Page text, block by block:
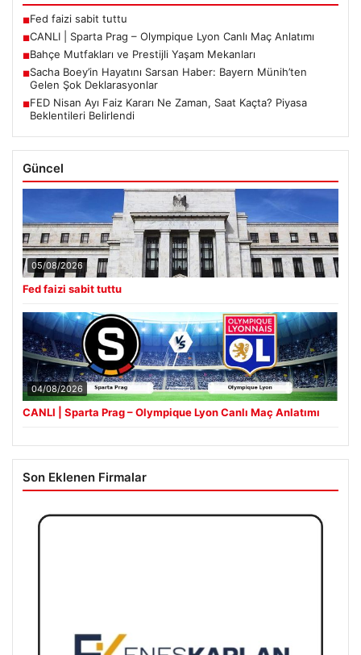
■Fed faizi sabit tuttu
■CANLI | Sparta Prag – Olympique Lyon Canlı Maç Anlatımı
■Bahçe Mutfakları ve Prestijli Yaşam Mekanları
■Sacha Boey’in Hayatını Sarsan Haber: Bayern Münih’ten
Gelen Şok Deklarasyonlar
■FED Nisan Ayı Faiz Kararı Ne Zaman, Saat Kaçta? Piyasa
Beklentileri Belirlendi
Güncel
05/08/2026
Fed faizi sabit tuttu
04/08/2026
CANLI | Sparta Prag – Olympique Lyon Canlı Maç Anlatımı
Son Eklenen Firmalar